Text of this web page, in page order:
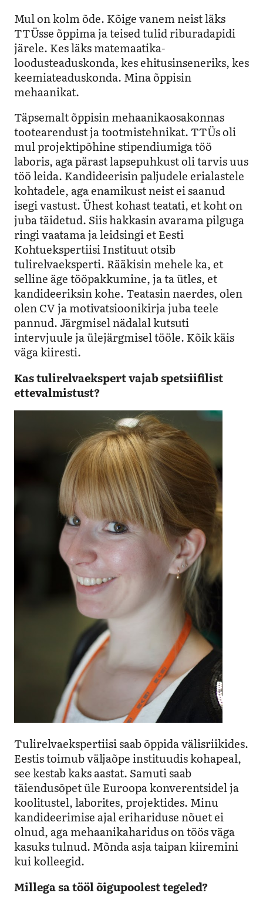
Mul on kolm õde. Kõige vanem neist läks
TTÜsse õppima ja teised tulid riburadapidi
järele. Kes läks matemaatika-
loodusteaduskonda, kes ehitusinseneriks, kes
keemiateaduskonda. Mina õppisin
mehaanikat.
Täpsemalt õppisin mehaanikaosakonnas
tootearendust jatootmistehnikat. TTÜs oli
mul projektipõhine stipendiumiga töö
laboris, aga pärast lapsepuhkust oli tarvis uus
töö leida. Kandideerisin paljudele erialastele
kohtadele, aga enamikust neist ei saanud
isegi vastust. Ühest kohast teatati, et koht on
juba täidetud. Siis hakkasin avarama pilguga
ringi vaatama ja leidsingi et Eesti
Kohtuekspertiisi Instituut otsib
tulirelvaeksperti. Rääkisin mehele ka, et
selline äge tööpakkumine, ja ta ütles, et
kandideeriksin kohe. Teatasin naerdes, olen
olen CV ja motivatsioonikirja juba teele
pannud. Järgmisel nädalal kutsuti
intervjuule ja ülejärgmisel tööle. Kõik käis
väga kiiresti.
Kas tulirelvaekspert vajab spetsiifilist
ettevalmistust?
Tulirelvaekspertiisi saab õppida välisriikides.
Eestis toimub väljaõpe instituudis kohapeal,
see kestab kaks aastat. Samuti saab
täiendusõpet üle Euroopa konverentsidel ja
koolitustel, laborites, projektides. Minu
kandideerimise ajal erihariduse nõuet ei
olnud, aga mehaanikaharidus on töös väga
kasuks tulnud. Mõnda asja taipan kiiremini
kui kolleegid.
Millega sa tööl õigupoolest tegeled?